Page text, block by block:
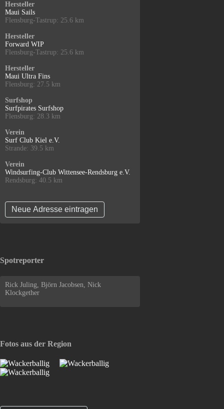
Hersteller
Maui Sails
Flensburg-Tastrup: 25.6 km
Hersteller
Forward WIP
Flensburg-Tastrup: 25.6 km
Hersteller
Maui Ultra Fins
Flensburg: 27.5 km
Surfshop
Surfpirates Surfshop
Flensburg: 28.3 km
Verein
Surf Club Kiel e.V.
Strande: 39.5 km
Verein
Windsurfing-Club Wittensee-Rendsburg e.V.
Rendsburg: 40.5 km
Neue Adresse eintragen
Spotreporter
Rick Juling, Björn Jacobsen, Nick
Klockgether
Fotos aus der Region